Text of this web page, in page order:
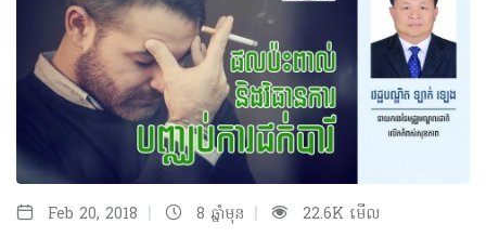
Feb 20, 2018 | 8 ឆ្នាំមុន | 22.6K មើល